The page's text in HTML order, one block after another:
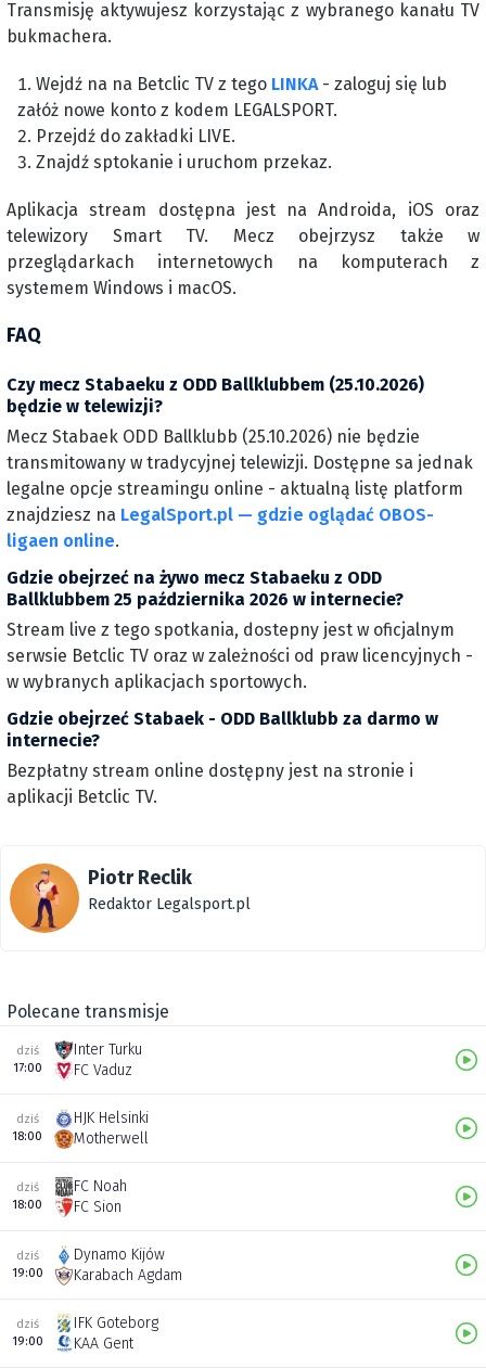
Transmisję aktywujesz korzystając z wybranego kanału TV
bukmachera.
Wejdź na na Betclic TV z tego LINKA- zaloguj się lub
załóż nowe konto z kodem LEGALSPORT.
Przejdź do zakładki LIVE.
Znajdź sptokanie i uruchom przekaz.
Aplikacja stream dostępna jest na Androida, iOS oraz
telewizory Smart TV. Mecz obejrzysz także w
przeglądarkach internetowych na komputerach z
systemem Windows i macOS.
FAQ
Czy mecz Stabaeku z ODD Ballklubbem (25.10.2026)
będzie w telewizji?
Mecz Stabaek ODD Ballklubb (25.10.2026) nie będzie
transmitowany w tradycyjnej telewizji. Dostępne sa jednak
legalne opcje streamingu online - aktualną listę platform
znajdziesz na LegalSport.pl — gdzie oglądać OBOS-
ligaen online.
Gdzie obejrzeć na żywo mecz Stabaeku z ODD
Ballklubbem 25 października 2026 w internecie?
Stream live z tego spotkania, dostepny jest w oficjalnym
serwsie Betclic TV oraz w zależności od praw licencyjnych -
w wybranych aplikacjach sportowych.
Gdzie obejrzeć Stabaek - ODD Ballklubb za darmo w
internecie?
Bezpłatny stream online dostępny jest na stronie i
aplikacji Betclic TV.
Piotr Reclik
Redaktor Legalsport.pl
Polecane transmisje
dziś
17:00
Inter Turku
FC Vaduz
dziś
18:00
HJK Helsinki
Motherwell
dziś
18:00
FC Noah
FC Sion
dziś
19:00
Dynamo Kijów
Karabach Agdam
dziś
19:00
IFK Goteborg
KAA Gent